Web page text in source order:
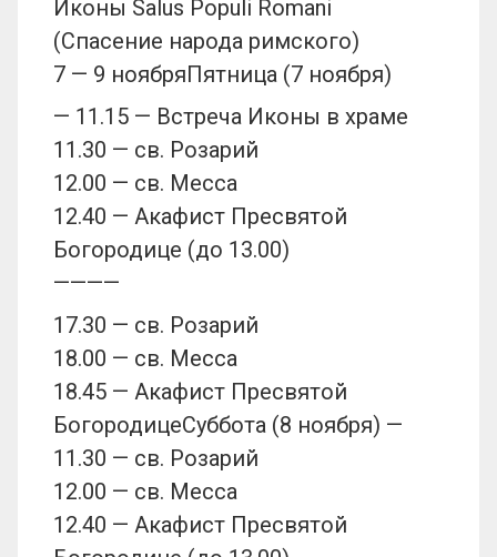
Иконы Salus Populi Romani
(Спасение народа римского)
7 — 9 ноябряПятница (7 ноября)
— 11.15 — Встреча Иконы в храме
11.30 — св. Розарий
12.00 — св. Месса
12.40 — Акафист Пресвятой
Богородице (до 13.00)
————
17.30 — св. Розарий
18.00 — св. Месса
18.45 — Акафист Пресвятой
БогородицеСуббота (8 ноября) —
11.30 — св. Розарий
12.00 — св. Месса
12.40 — Акафист Пресвятой